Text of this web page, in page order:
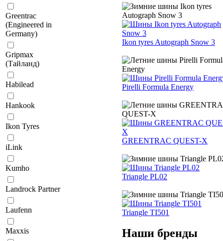
Greentrac
(Engineered in
Germany)
Gripmax
(Тайланд)
Habilead
Hankook
Ikon Tyres
iLink
Kumho
Landrock Partner
Laufenn
Maxxis
Ikon tyres Autograph Snow 3
Pirelli Formula Energy
GREENTRAC QUEST-X
Triangle PL02
Triangle TI501
Наши бренды